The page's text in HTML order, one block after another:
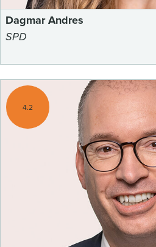
Dagmar Andres
SPD
4.2